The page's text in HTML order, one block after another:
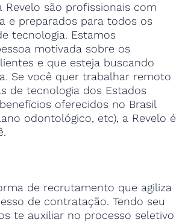
Revelo são profissionais com
e preparados para todos os
tecnologia. Estamos
motivada sobre os
e que esteja buscando
Se você quer trabalhar remoto
de tecnologia dos Estados
oferecidos no Brasil
odontológico, etc), a Revelo é
de recrutamento que agiliza
de contratação. Tendo seu
te auxiliar no processo seletivo